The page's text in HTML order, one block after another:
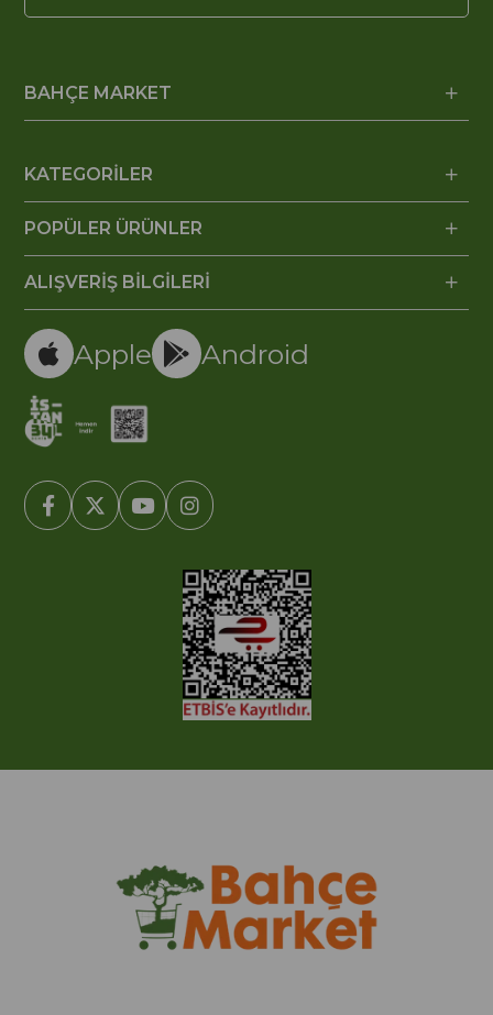
BAHÇE MARKET
KATEGORİLER
POPÜLER ÜRÜNLER
ALIŞVERİŞ BİLGİLERİ
Apple Android